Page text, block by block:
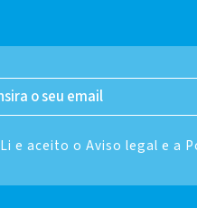
Li e aceito o Aviso legal e a